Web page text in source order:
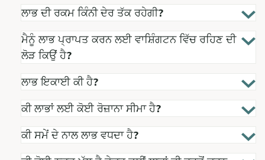
ਲਾਭ ਦੀ ਰਕਮ ਕਿੰਨੀ ਦੇਰ ਤੱਕ ਰਹੇਗੀ?
ਮੈਨੂੰ ਲਾਭ ਪ੍ਰਾਪਤ ਕਰਨ ਲਈ ਵਾਸ਼ਿੰਗਟਨ ਵਿੱਚ ਰਹਿਣ ਦੀ
ਲੋੜ ਕਿਉਂ ਹੈ?
ਲਾਭ ਇਕਾਈ ਕੀ ਹੈ?
ਕੀ ਲਾਭਾਂ ਲਈ ਕੋਈ ਰੋਜ਼ਾਨਾ ਸੀਮਾ ਹੈ?
ਕੀ ਸਮੇਂ ਦੇ ਨਾਲ ਲਾਭ ਵਧਦਾ ਹੈ?